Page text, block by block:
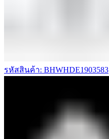
รหัสสินค้า: BHWHDE1903583